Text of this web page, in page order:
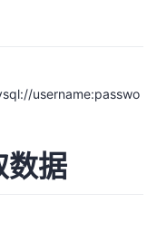
username:passwo
数据